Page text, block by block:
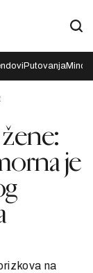
Putovanja
je
na